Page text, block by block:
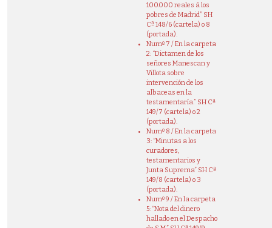
100.000 reales á los
pobres de Madrid” SH
Cª 148/6 (cartela) o 8
(portada).
Numº 7 / En la carpeta
2: “Dictamen de los
señores Manescan y
Villota sobre
intervención de los
albaceas en la
testamentaría.” SH Cª
149/7 (cartela) o 2
(portada).
Numº 8 / En la carpeta
3: “Minutas a los
curadores,
testamentarios y
Junta Suprema” SH Cª
149/8 (cartela) o 3
(portada).
Numº 9 / En la carpeta
5: “Nota del dinero
hallado en el Despacho